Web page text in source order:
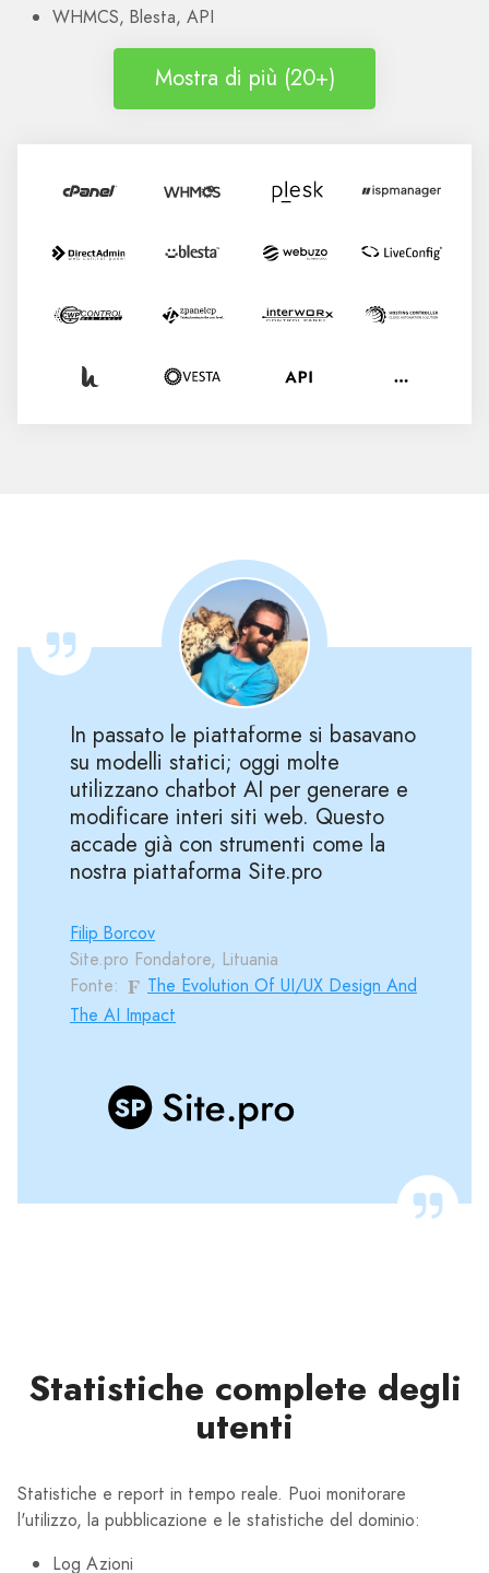
WHMCS, Blesta, API
Mostra di più (20+)
In passato le piattaforme si basavano
su modelli statici; oggi molte
utilizzano chatbot AI per generare e
modificare interi siti web. Questo
accade già con strumenti come la
nostra piattaforma Site.pro
Filip Borcov
Site.pro Fondatore, Lituania
Fonte:
The Evolution Of UI/UX Design And
The AI Impact
Statistiche complete degli
utenti
Statistiche e report in tempo reale. Puoi monitorare
l'utilizzo, la pubblicazione e le statistiche del dominio:
Log Azioni